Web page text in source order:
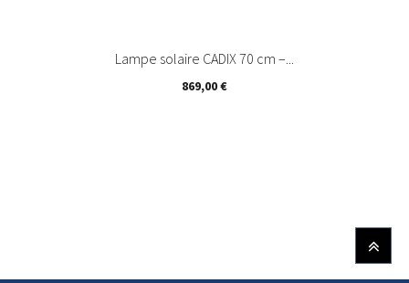
Lampe solaire CADIX 70 cm –...
Prix
869,00 €